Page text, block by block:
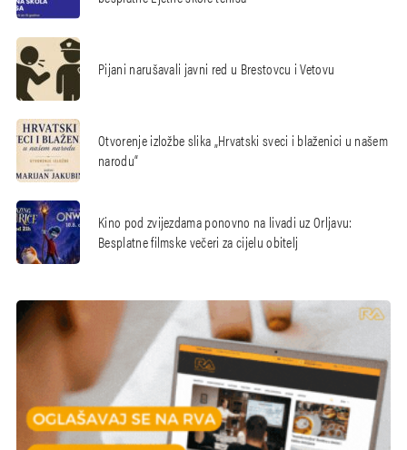
Pijani narušavali javni red u Brestovcu i Vetovu
Otvorenje izložbe slika „Hrvatski sveci i blaženici u našem
narodu“
Kino pod zvijezdama ponovno na livadi uz Orljavu:
Besplatne filmske večeri za cijelu obitelj